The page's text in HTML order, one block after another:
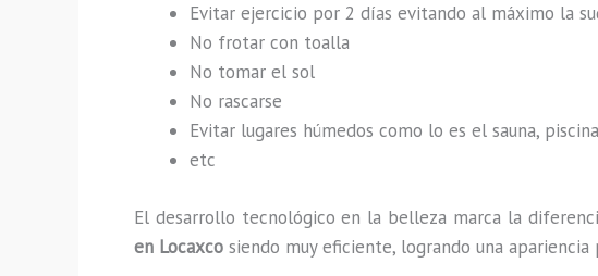
Evitar ejercicio por 2 días evitando al máximo la
No frotar con toalla
No tomar el sol
No rascarse
Evitar lugares húmedos como lo es el sauna,
etc
El desarrollo tecnológico en la belleza marca la
en Locaxco siendo muy eficiente, logrando una apariencia